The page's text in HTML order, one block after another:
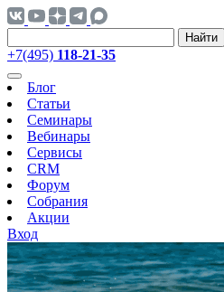
Найти
+7(495) 118-21-35
Блог
Статьи
Семинары
Вебинары
Сервисы
CRM
Форум
Собрания
Акции
Вход